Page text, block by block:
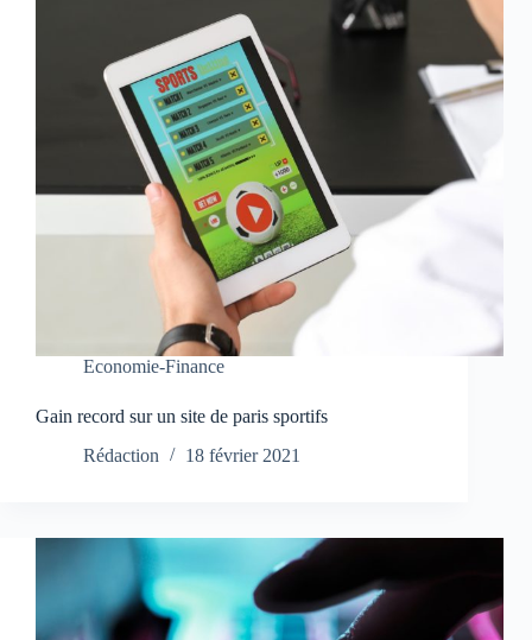
Economie-Finance
Gain record sur un site de paris sportifs
Rédaction
18 février 2021